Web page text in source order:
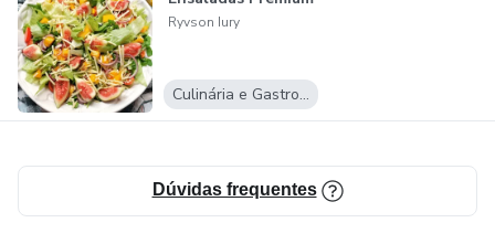
Ryvson Iury
Culinária e Gastronomia
Dúvidas frequentes